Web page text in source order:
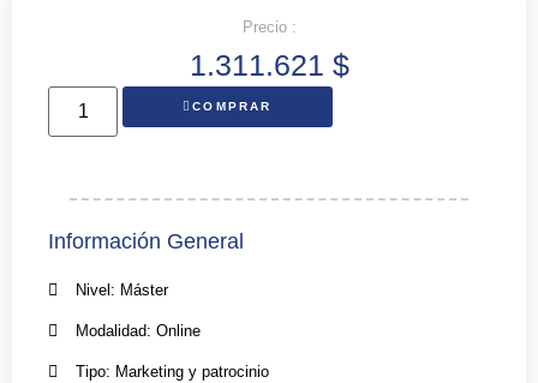
Precio :
1.311.621 $
COMPRAR
Información General
Nivel: Máster
Modalidad: Online
Tipo: Marketing y patrocinio